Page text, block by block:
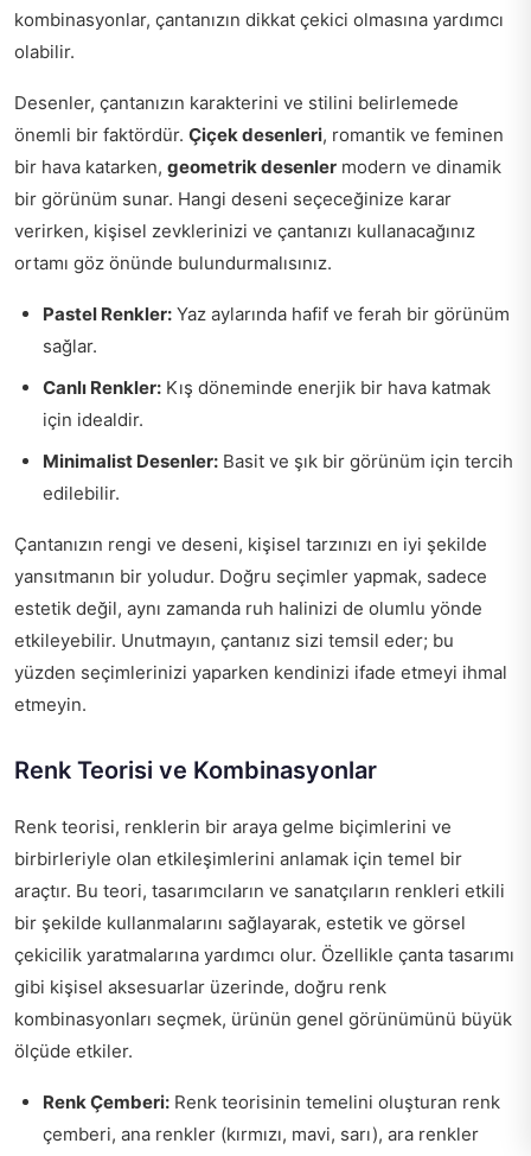
kombinasyonlar, çantanızın dikkat çekici olmasına yardımcı
olabilir.
Desenler, çantanızın karakterini ve stilini belirlemede
önemli bir faktördür. Çiçek desenleri, romantik ve feminen
bir hava katarken, geometrik desenler modern ve dinamik
bir görünüm sunar. Hangi deseni seçeceğinize karar
verirken, kişisel zevklerinizi ve çantanızı kullanacağınız
ortamı göz önünde bulundurmalısınız.
Pastel Renkler: Yaz aylarında hafif ve ferah bir görünüm
sağlar.
Canlı Renkler: Kış döneminde enerjik bir hava katmak
için idealdir.
Minimalist Desenler: Basit ve şık bir görünüm için tercih
edilebilir.
Çantanızın rengi ve deseni, kişisel tarzınızı en iyi şekilde
yansıtmanın bir yoludur. Doğru seçimler yapmak, sadece
estetik değil, aynı zamanda ruh halinizi de olumlu yönde
etkileyebilir. Unutmayın, çantanız sizi temsil eder; bu
yüzden seçimlerinizi yaparken kendinizi ifade etmeyi ihmal
etmeyin.
Renk Teorisi ve Kombinasyonlar
Renk teorisi, renklerin bir araya gelme biçimlerini ve
birbirleriyle olan etkileşimlerini anlamak için temel bir
araçtır. Bu teori, tasarımcıların ve sanatçıların renkleri etkili
bir şekilde kullanmalarını sağlayarak, estetik ve görsel
çekicilik yaratmalarına yardımcı olur. Özellikle çanta tasarımı
gibi kişisel aksesuarlar üzerinde, doğru renk
kombinasyonları seçmek, ürünün genel görünümünü büyük
ölçüde etkiler.
Renk Çemberi: Renk teorisinin temelini oluşturan renk
çemberi, ana renkler (kırmızı, mavi, sarı), ara renkler